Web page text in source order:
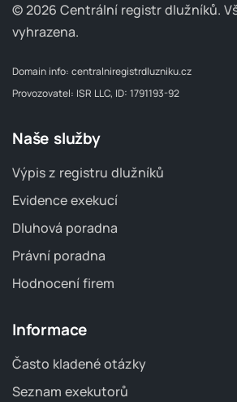
© 2026 Centrální registr dlužníků.
vyhrazena.
Domain info: centralniregistrdluzniku.cz
Provozovatel: ISR LLC, ID: 1791193-92
Naše služby
Výpis z registru dlužníků
Evidence exekucí
Dluhová poradna
Právní poradna
Hodnocení firem
Informace
Často kladené otázky
Seznam exekutorů